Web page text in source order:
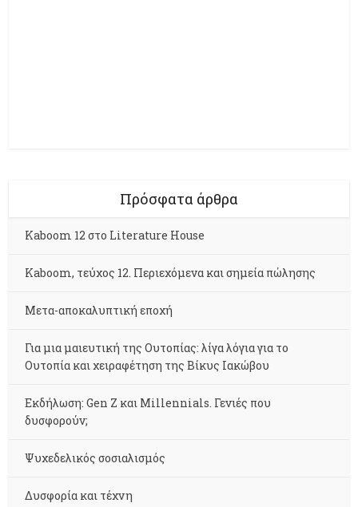
Πρόσφατα άρθρα
Kaboom 12 στο Literature House
Kaboom, τεύχος 12. Περιεχόμενα και σημεία πώλησης
Μετα-αποκαλυπτική εποχή
Για μια μαιευτική της Ουτοπίας: λίγα λόγια για το
Ουτοπία και χειραφέτηση της Βίκυς Ιακώβου
Εκδήλωση: Gen Z και Millennials. Γενιές που
δυσφορούν;
Ψυχεδελικός σοσιαλισμός
Δυσφορία και τέχνη